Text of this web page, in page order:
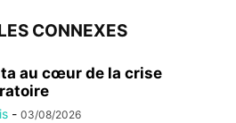
CONNEXES
au cœur de la crise
- 03/08/2026